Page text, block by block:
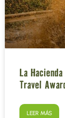
La
Travel
LEER MÁS